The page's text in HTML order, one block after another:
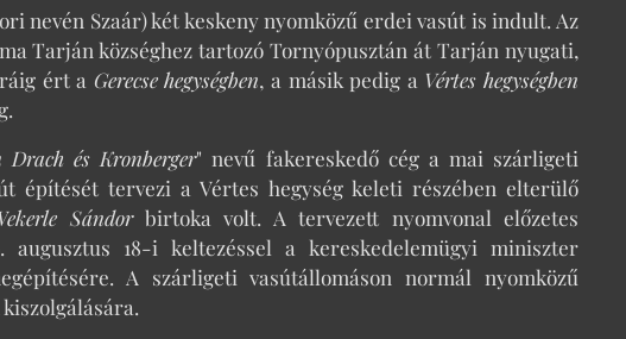
nevén Szaár) két keskeny nyomközű erdei vasút is indult. Az
Tarján községhez tartozó Tornyópusztán át Tarján nyugati,
ért a Gerecse hegységben, a másik pedig a Vértes hegységben
és Kronberger" nevű fakereskedő cég a mai szárligeti
építését tervezi a Vértes hegység keleti részében elterülő
Sándorbirtoka volt. A tervezett nyomvonal előzetes
18-i keltezéssel a kereskedelemügyi miniszter
A szárligeti vasútállomáson normál nyomközű